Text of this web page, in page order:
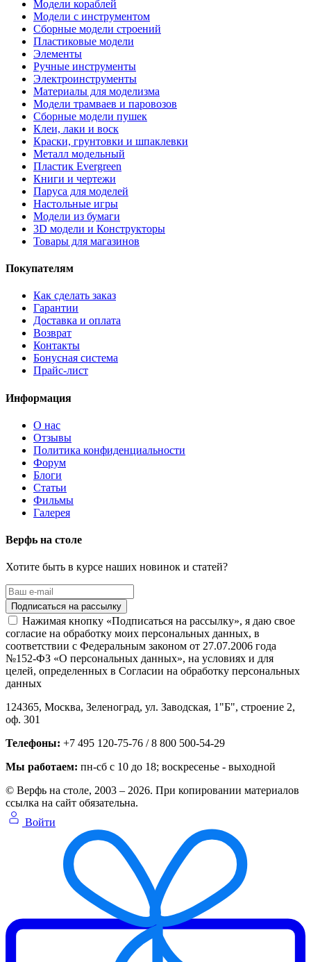
Модели кораблей
Модели с инструментом
Сборные модели строений
Пластиковые модели
Элементы
Ручные инструменты
Электроинструменты
Материалы для моделизма
Модели трамваев и паровозов
Сборные модели пушек
Клеи, лаки и воск
Краски, грунтовки и шпаклевки
Металл модельный
Пластик Evergreen
Книги и чертежи
Паруса для моделей
Настольные игры
Модели из бумаги
3D модели и Конструкторы
Товары для магазинов
Покупателям
Как сделать заказ
Гарантии
Доставка и оплата
Возврат
Контакты
Бонусная система
Прайс-лист
Информация
О нас
Отзывы
Политика конфиденциальности
Форум
Блоги
Статьи
Фильмы
Галерея
Верфь на столе
Хотите быть в курсе наших новинок и статей?
Нажимая кнопку «Подписаться на рассылку», я даю свое
согласие на обработку моих персональных данных, в
соответствии с Федеральным законом от 27.07.2006 года
№152-ФЗ «О персональных данных», на условиях и для
целей, определенных в Согласии на обработку персональных
данных
124365, Москва, Зеленоград, ул. Заводская, 1"Б", строение 2,
оф. 301
Телефоны: +7 495 120-75-76 / 8 800 500-54-29
Мы работаем: пн-сб с 10 до 18; воскресенье - выходной
© Верфь на столе, 2003 – 2026. При копировании материалов
ссылка на сайт обязательна.
Войти